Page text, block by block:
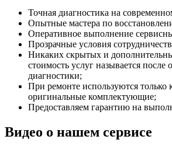
Точная диагностика на
Опытные мастера по
Оперативное выполнение
Прозрачные условия
Никаких скрытых и
стоимость услуг называется после
диагностики;
При ремонте используются только
оригинальные комплектующие;
Предоставляем гарантию на
Видео о нашем сервисе